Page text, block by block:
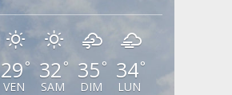
29°
VEN
32 °
SAM
35 °
DIM
34°
LUN